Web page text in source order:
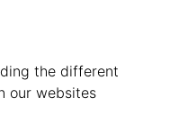
the different
our websites